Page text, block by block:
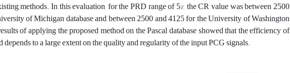
methods. In this evaluation, for the PRD range of 5%, the CR value was between 2500
of Michigan database and between 2500 and 4125 for the University of Washington
of applying the proposed method on the Pascal database showed that the efficiency of
depends to a large extent on the quality and regularity of the input PCG signals.